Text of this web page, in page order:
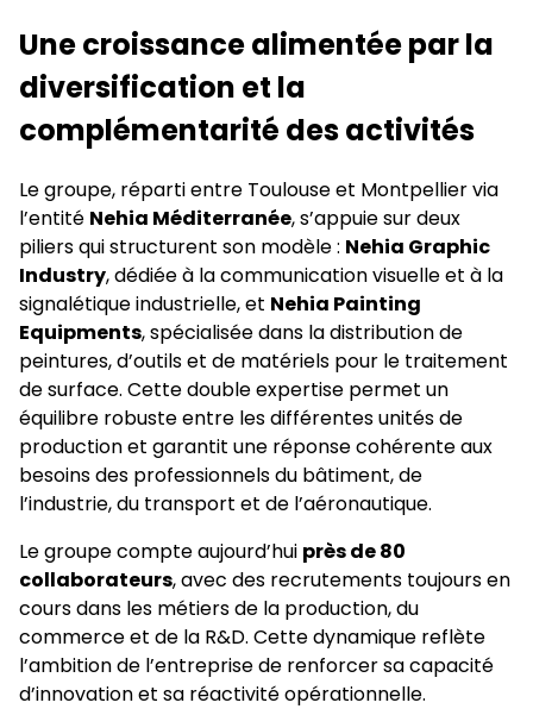
Une croissance alimentée par la
diversification et la
complémentarité des activités
Le groupe, réparti entre Toulouse et Montpellier via
l’entité Nehia Méditerranée, s’appuie sur deux
piliers qui structurent son modèle : Nehia Graphic
Industry, dédiée à la communication visuelle et à la
signalétique industrielle, et Nehia Painting
Equipments, spécialisée dans la distribution de
peintures, d’outils et de matériels pour le traitement
de surface. Cette double expertise permet un
équilibre robuste entre les différentes unités de
production et garantit une réponse cohérente aux
besoins des professionnels du bâtiment, de
l’industrie, du transport et de l’aéronautique.
Le groupe compte aujourd’hui près de 80
collaborateurs, avec des recrutements toujours en
cours dans les métiers de la production, du
commerce et de la R&D. Cette dynamique reflète
l’ambition de l’entreprise de renforcer sa capacité
d’innovation et sa réactivité opérationnelle.